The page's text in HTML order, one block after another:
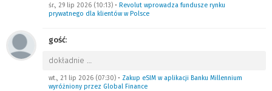
śr., 29 lip 2026 (10:13) • Revolut wprowadza fundusze rynku
prywatnego dla klientów w Polsce
gość:
dokładnie
wt., 21 lip 2026 (07:30) • Zakup eSIM w aplikacji Banku Millennium
wyróżniony przez Global Finance